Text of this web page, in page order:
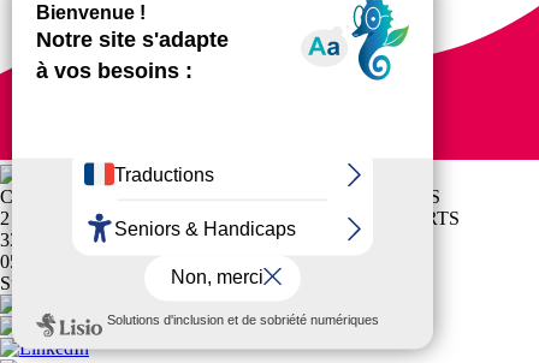
CR NOUVELLE-AQUITAINE SPORTS POUR TOUS
2 AVENUE DE L'UNIVERSITE MAISON DES SPORTS
33400 TALENCE
05 40 54 66 18
Suivez-nous !